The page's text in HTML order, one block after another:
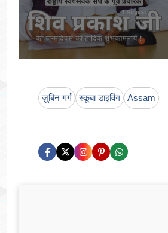
ज़ुबिन गर्ग स्कूबा डाइविंग Assam